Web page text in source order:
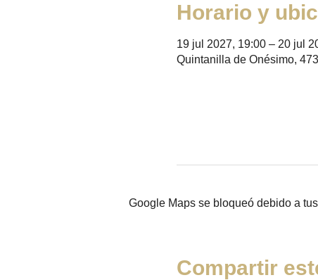
Horario y
19 jul 2027, 19:00 – 20 jul
Quintanilla de Onésimo,
Google Maps se bloqueó debido a
Compartir